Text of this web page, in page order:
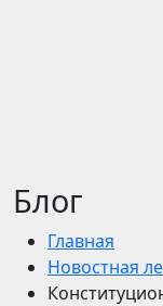
Блог
Главная
Новостная